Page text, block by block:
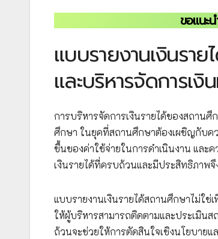
ขอแนะ
แบบรายงานเงินรา
และบริหารจัดการเ
การบริหารจัดการเงินรายได้ของสถาน
ศึกษา ในยุคที่สถานศึกษาต้องเผชิญกับค
ขึ้นของค่าใช้จ่ายในการดำเนินงาน แล
เงินรายได้ที่ครบถ้วนและมีประสิทธิภาพ
แบบรายงานเงินรายได้สถานศึกษาไม่ใช่
ให้ผู้บริหารสามารถติดตามและประเมิน
ถ้วนจะช่วยให้การตัดสินใจเชิงนโยบาย